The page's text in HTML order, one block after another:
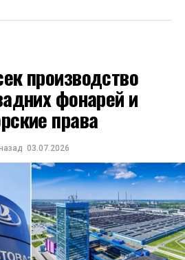
производство
фонарей и
права
03.07.2026